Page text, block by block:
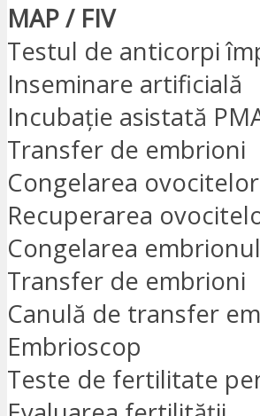
MAP / FIV
Testul de anticorpi
Inseminare artificială
Incubație asistată
Transfer de embrioni
Congelarea ovocitelor
Recuperarea
Congelarea
Transfer de embrioni
Canulă de transfer
Embrioscop
Teste de fertilitate